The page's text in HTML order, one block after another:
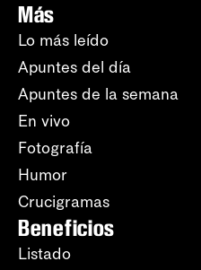
Más
Lo más leído
Apuntes del día
Apuntes de la semana
En vivo
Fotografía
Humor
Crucigramas
Beneficios
Listado